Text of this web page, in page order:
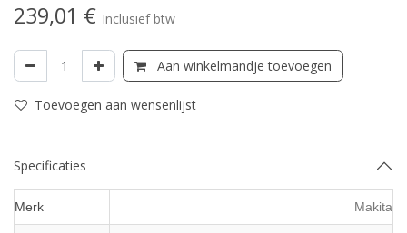
239,01 € Inclusief btw
Aan winkelmandje toevoegen
Toevoegen aan wensenlijst
Specificaties
Merk Makita